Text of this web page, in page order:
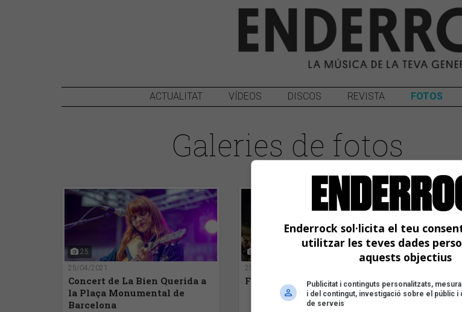
ACTUALITAT VÍDEOS DISCOS REVISTA FOTOS
Galeries de fotos
25
25/04/2021
Concert de La Bien Querida a
la Plaça Monumental de
Barcelona
25/09/2018
Festes de la Mercè 2018
Enderrock sol·licita el teu
utilitzar les teves dades
aquests objectius
Publicitat i continguts personalitzats,
i del contingut, investigació sobre el públic i
de serveis